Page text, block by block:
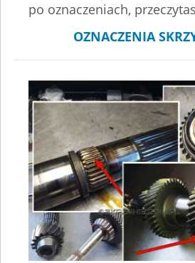
po oznaczeniach,
OZNACZENIA